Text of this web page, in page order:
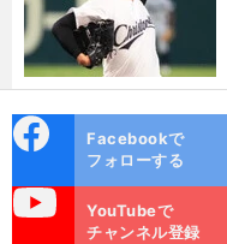
ok
Facebookで
フォローする
YouTubeで
チャンネル登録